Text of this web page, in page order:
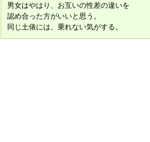
男女はやはり、お互いの性差の違いを
認め合った方がいいと思う。
同じ土俵には、乗れない気がする。